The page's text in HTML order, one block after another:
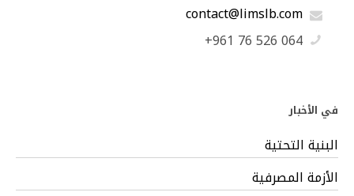
contact@limslb.com
+961 76 526 064
في الأخبار
البنية التحتية
الأزمة المصرفية